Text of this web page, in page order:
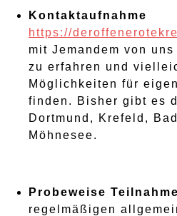
Kontaktaufnahme
https://
mit Jemandem von
zu erfahren und
Möglichkeiten für
finden. Bisher gibt es
Dortmund, Krefeld,
Möhnesee.
Probeweise Teilnahme
regelmäßigen